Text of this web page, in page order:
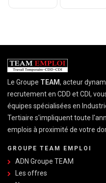
Le Groupe TEAM, acteur
recrutement en CDD et CDI,
équipes spécialisées en
Tertiaire s'impliquent toute
emplois à proximité de votre
GROUPE TEAM EMPLOI
ADN Groupe TEAM
Les offres